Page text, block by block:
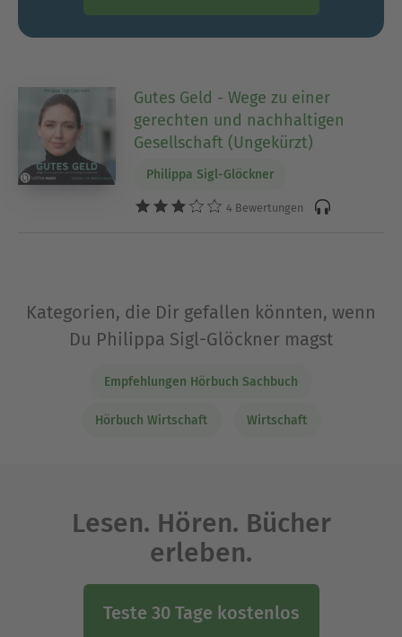
Gutes Geld - Wege zu einer
gerechten und nachhaltigen
Gesellschaft (Ungekürzt)
Philippa Sigl-Glöckner
4 Bewertungen
Kategorien, die Dir gefallen könnten, wenn
Du Philippa Sigl-Glöckner magst
Empfehlungen Hörbuch Sachbuch
Hörbuch Wirtschaft Wirtschaft
Lesen. Hören. Bücher
erleben.
Teste 30 Tage kostenlos